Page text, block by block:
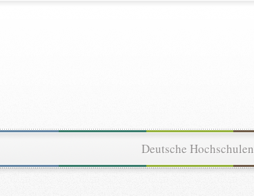
Deutsche Hochschulen